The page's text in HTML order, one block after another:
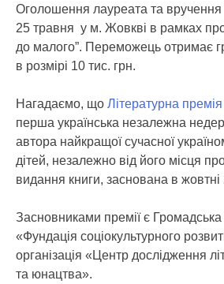
Оголошення лауреата та вручення
25 травня у м. Жовкві в рамках
до малого”. Переможець отримає
в розмірі 10 тис. грн.
Нагадаємо, що Літературна
перша українська незалежна
автора найкращої сучасної
дітей, незалежно від його місця
видання книги, заснована в жовтні
Засновниками премії є Громадська
«Фундація соціокультурного
організація «Центр дослідження
та юнацтва».